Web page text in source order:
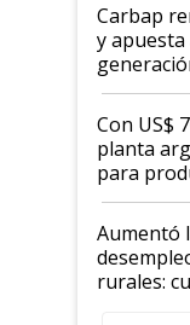
Carbap
y
rurales
Con US$
planta
para
que nunca
Aumentó
rurales: